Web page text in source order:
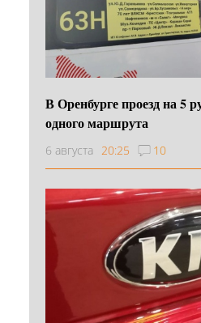
В Оренбурге проезд на 5
одного маршрута
6 августа 20:25 10